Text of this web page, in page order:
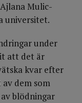
Mulic-
universitet.
under
att det är
kvar efter
dem som
blödningar